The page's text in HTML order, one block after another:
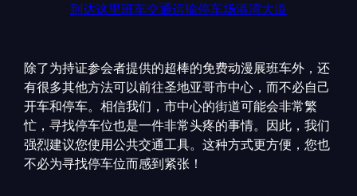
到达这里班车交通运输停车场港湾大道
除了为持证参会者提供的超棒的免费动漫展班车外，还
有很多其他方法可以前往圣地亚哥市中心，而不必自己
开车和停车。相信我们，市中心的街道可能会非常繁
忙，寻找停车位也是一件非常头疼的事情。因此，我们
强烈建议您使用公共交通工具。这种方式更方便，您也
不必为寻找停车位而感到紧张！